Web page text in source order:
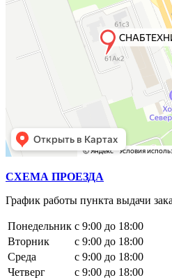
СХЕМА ПРОЕЗДА
График работы пункта выдачи
Понедельник с 9:00 до 18:00
Вторник
с 9:00 до 18:00
Среда
с 9:00 до 18:00
Четверг
с 9:00 до 18:00